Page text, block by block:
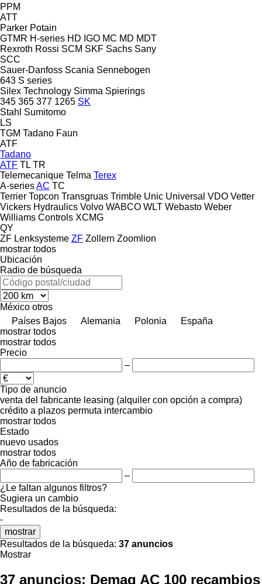
PPM
ATT
Parker Potain
GTMR H-series HD IGO MC MD MDT
Rexroth Rossi SCM SKF Sachs Sany
SCC
Sauer-Danfoss Scania Sennebogen
643 S series
Silex Technology Simma Spierings
345 365 377 1265 SK
Stahl Sumitomo
LS
TGM Tadano Faun
ATF
Tadano
ATF TL TR
Telemecanique Telma Terex
A-seriesAC TC
Terrier Topcon Transgruas Trimble Unic Universal VDO Vetter
Vickers Hydraulics Volvo WABCO WLT Webasto Weber
Williams Controls XCMG
QY
ZF Lenksysteme ZF Zollern Zoomlion
mostrar todos
Ubicación
Radio de búsqueda
México otros
Países Bajos
Alemania Polonia
España
mostrar todos
mostrar todos
Precio
–
Tipo de anuncio
venta del fabricante leasing (alquiler con opción a compra)
crédito a plazos permuta intercambio
mostrar todos
Estado
nuevo usados
mostrar todos
Año de fabricación
–
¿Le faltan algunos filtros?
Sugiera un cambio
Resultados de la búsqueda:
-
mostrar
Resultados de la búsqueda: 37 anuncios
Mostrar
37 anuncios: Demag AC 100 recambios